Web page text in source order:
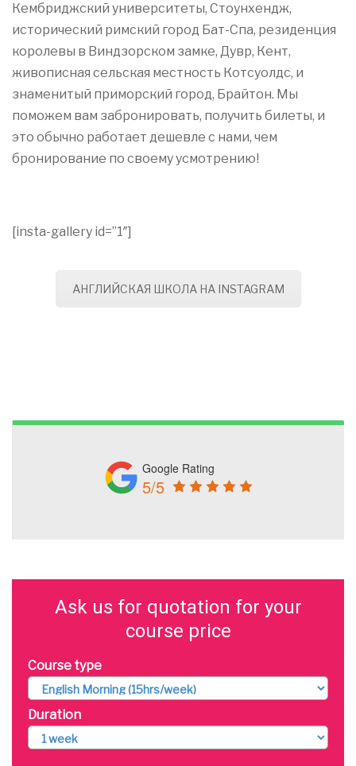
Кембриджский университеты, Стоунхендж,
исторический римский город Бат-Спа, резиденция
королевы в Виндзорском замке, Дувр, Кент,
живописная сельская местность Котсуолдс, и
знаменитый приморский город, Брайтон. Мы
поможем вам забронировать, получить билеты, и
это обычно работает дешевле с нами, чем
бронирование по своему усмотрению!
[insta-gallery id=”1″]
АНГЛИЙСКАЯ ШКОЛА НА INSTAGRAM
Google Rating
5/5
Ask us for quotation for your
course price
Course type
Duration